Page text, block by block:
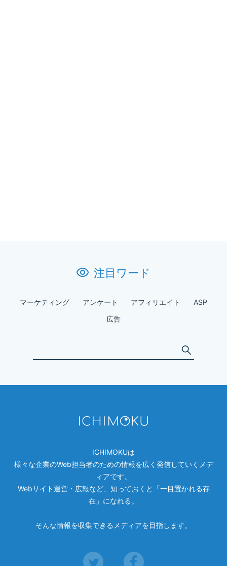
注目ワード
マーケティング アンケート アフィリエイト
ASP
広告
ICHIMOKUは
様々な企業のWeb担当者のための情報を広く発信していくメデ
ィアです。
Webサイト運営・広報など、知っておくと「一目置かれる存
在」になれる。
そんな情報を収集できるメディアを目指します。
Twitter